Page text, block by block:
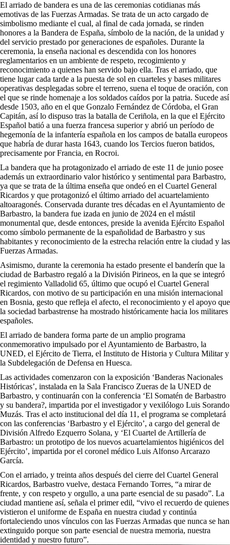
El arriado de bandera es una de las ceremonias cotidianas más
emotivas de las Fuerzas Armadas. Se trata de un acto cargado de
simbolismo mediante el cual, al final de cada jornada, se rinden
honores a la Bandera de España, símbolo de la nación, de la unidad y
del servicio prestado por generaciones de españoles. Durante la
ceremonia, la enseña nacional es descendida con los honores
reglamentarios en un ambiente de respeto, recogimiento y
reconocimiento a quienes han servido bajo ella. Tras el arriado, que
tiene lugar cada tarde a la puesta de sol en cuarteles y bases militares
operativas desplegadas sobre el terreno, suena el toque de oración, con
el que se rinde homenaje a los soldados caídos por la patria. Sucede así
desde 1503, año en el que Gonzalo Fernández de Córdoba, el Gran
Capitán, así lo dispuso tras la batalla de Ceriñola, en la que el Ejército
Español batió a una fuerza francesa superior y abrió un período de
hegemonía de la infantería española en los campos de batalla europeos
que habría de durar hasta 1643, cuando los Tercios fueron batidos,
precisamente por Francia, en Rocroi.
La bandera que ha protagonizado el arriado de este 11 de junio posee
además un extraordinario valor histórico y sentimental para Barbastro,
ya que se trata de la última enseña que ondeó en el Cuartel General
Ricardos y que protagonizó el último arriado del acuartelamiento
altoaragonés. Conservada durante tres décadas en el Ayuntamiento de
Barbastro, la bandera fue izada en junio de 2024 en el mástil
monumental que, desde entonces, preside la avenida Ejército Español
como símbolo permanente de la españolidad de Barbastro y sus
habitantes y reconocimiento de la estrecha relación entre la ciudad y las
Fuerzas Armadas.
Asimismo, durante la ceremonia ha estado presente el banderín que la
ciudad de Barbastro regaló a la División Pirineos, en la que se integró
el regimiento Valladolid 65, último que ocupó el Cuartel General
Ricardos, con motivo de su participación en una misión internacional
en Bosnia, gesto que refleja el afecto, el reconocimiento y el apoyo que
la sociedad barbastrense ha mostrado históricamente hacia los militares
españoles.
El arriado de bandera forma parte de un amplio programa
conmemorativo impulsado por el Ayuntamiento de Barbastro, la
UNED, el Ejército de Tierra, el Instituto de Historia y Cultura Militar y
la Subdelegación de Defensa en Huesca.
Las actividades comenzaron con la exposición ‘Banderas Nacionales
Históricas’, instalada en la Sala Francisco Zueras de la UNED de
Barbastro, y continuarán con la conferencia ‘El Somatén de Barbastro
y su bandera?, impartida por el investigador y vexilólogo Luis Sorando
Muzás. Tras el acto institucional del día 11, el programa se completará
con las conferencias ‘Barbastro y el Ejército’, a cargo del general de
División Alfredo Ezquerro Solana, y ‘El Cuartel de Artillería de
Barbastro: un prototipo de los nuevos acuartelamientos higiénicos del
Ejército’, impartida por el coronel médico Luis Alfonso Arcarazo
García.
Con el arriado, y treinta años después del cierre del Cuartel General
Ricardos, Barbastro vuelve, destaca Fernando Torres, “a mirar de
frente, y con respeto y orgullo, a una parte esencial de su pasado”. La
ciudad mantiene así, señala el primer edil, “vivo el recuerdo de quienes
vistieron el uniforme de España en nuestra ciudad y continúa
fortaleciendo unos vínculos con las Fuerzas Armadas que nunca se han
extinguido porque son parte esencial de nuestra memoria, nuestra
identidad y nuestro futuro”.